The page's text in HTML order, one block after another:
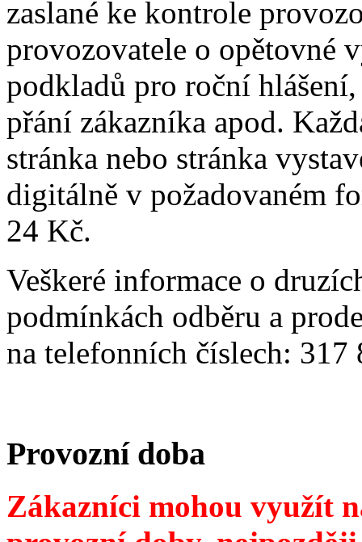
zaslané ke kontrole
provozovatele o opětovné
podkladů pro roční
přání zákazníka apod.
stránka nebo stránka
digitálně v požadovaném
24 Kč.
Veškeré informace o
podmínkách odběru a
na telefonních číslech:
Provozní doba
Zákazníci mohou využít